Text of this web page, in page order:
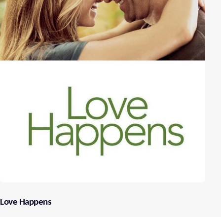
Love Happens